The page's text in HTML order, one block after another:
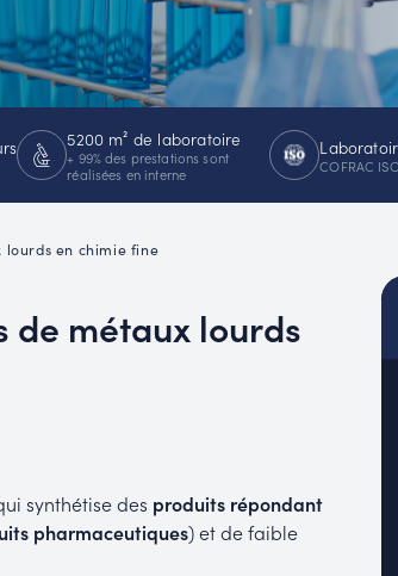
5200 m² de laboratoire
+ 99% des prestations sont
réalisées en interne
COFRAC
lourds en chimie fine
de métaux lourds
synthétise des produits répondant
pharmaceutiques) et de faible